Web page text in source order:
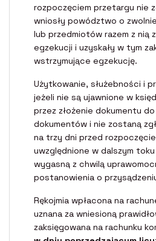
rozpoczęciem przetargu nie
wniosły powództwo o
lub przedmiotów razem z nią
egzekucji i uzyskały w tym
wstrzymujące egzekucję.
Użytkowanie, służebności i
jeżeli nie są ujawnione w
przez złożenie dokumentu
dokumentów i nie zostaną
na trzy dni przed
uwzględnione w dalszym
wygasną z chwilą
postanowienia o
Rękojmia wpłacona na
uznana za wniesioną
zaksięgowana na rachunku